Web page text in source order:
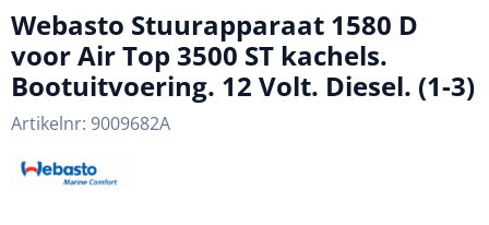
Webasto Stuurapparaat 1580 D
voor Air Top 3500 ST kachels.
Bootuitvoering. 12 Volt. Diesel. (1-3)
Artikelnr: 9009682A